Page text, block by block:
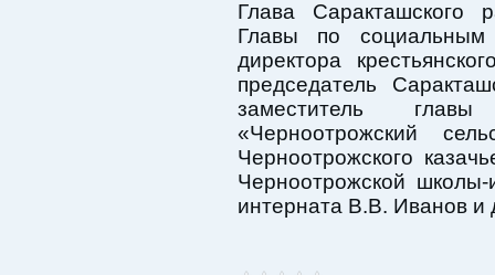
Глава Саракташского
Главы по
директора
председатель
заместитель главы
«Черноотрожский
Черноотрожского
Черноотрожской
интерната В.В. Иванов и